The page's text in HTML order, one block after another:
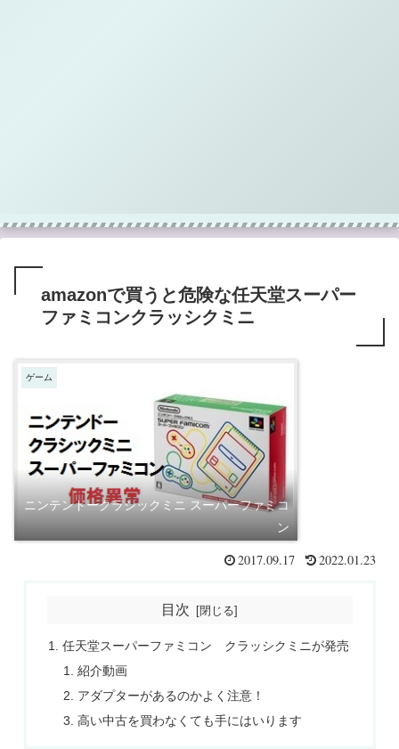
amazonで買うと危険な任天堂スーパー
ファミコンクラッシクミニ
ゲーム
ニンテンドークラシックミニ スーパーファミコ
ン
2017.09.17 2022.01.23
目次
任天堂スーパーファミコン クラッシクミニが発売
紹介動画
アダプターがあるのかよく注意！
高い中古を買わなくても手にはいります